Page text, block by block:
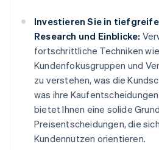
Investieren Sie in
Research und Einblicke:
fortschrittliche Techniken
Kundenfokusgruppen und
zu verstehen, was die
was ihre
bietet Ihnen eine solide
Preisentscheidungen, die
Kundennutzen orientieren.